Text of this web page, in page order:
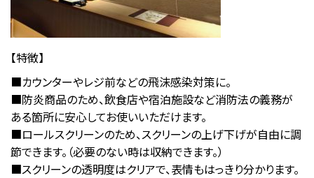
【特徴】
■カウンターやレジ前などの飛沫感染対策に。
■防炎商品のため、飲食店や宿泊施設など消防法の義務が
ある箇所に安心してお使いいただけます。
■ロールスクリーンのため、スクリーンの上げ下げが自由に調
節できます。（必要のない時は収納できます。）
■スクリーンの透明度はクリアで、表情もはっきり分かります。